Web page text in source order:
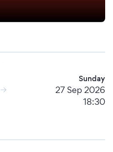
Sunday
27 Sep 2026
18:30